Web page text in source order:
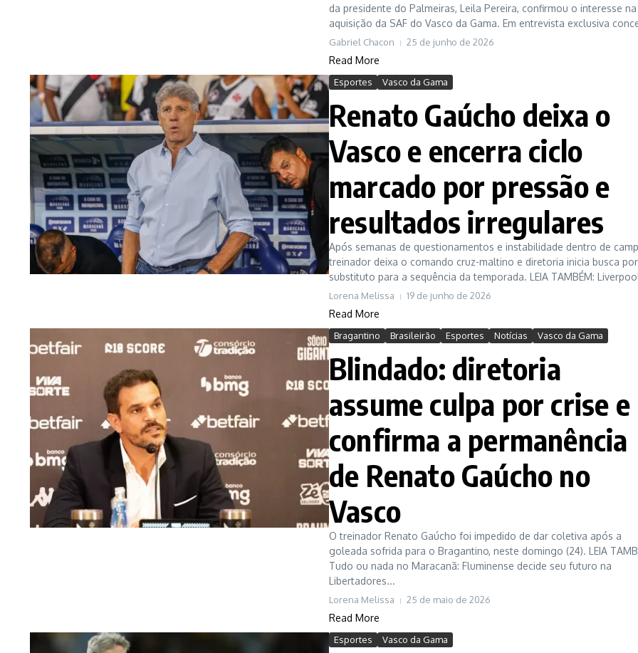
da presidente do Palmeiras, Leila Pereira, confirmou o interesse na
aquisição da SAF do Vasco da Gama. Em entrevista exclusiva
Gabriel Chacon 25 de junho de 2026
Read More
Esportes Vasco da Gama
Renato Gaúcho deixa o
Vasco e encerra ciclo
marcado por pressão e
resultados irregulares
Após semanas de questionamentos e instabilidade dentro de
treinador deixa o comando cruz-maltino e diretoria inicia busca
substituto para a sequência da temporada. LEIA TAMBÉM:
Lorena Melissa 19 de junho de 2026
Read More
Bragantino Brasileirão Esportes Notícias Vasco da Gama
Blindado: diretoria
assume culpa por crise e
confirma a permanência
de Renato Gaúcho no
Vasco
O treinador Renato Gaúcho foi impedido de dar coletiva após a
goleada sofrida para o Bragantino, neste domingo (24). LEIA
Tudo ou nada no Maracanã: Fluminense decide seu futuro na
Libertadores...
Lorena Melissa 25 de maio de 2026
Read More
Esportes Vasco da Gama